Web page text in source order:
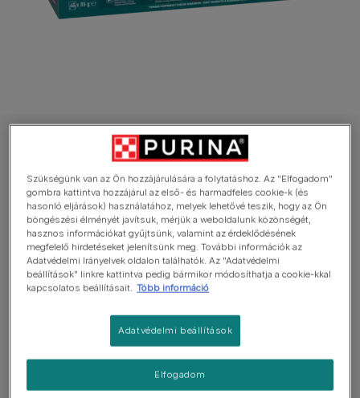
PURINA ONE nedves eledel macskáknak
PURINA ONE ADULT Mini Filé szószban,
báránnyal/tengeri hallal/marhával/csirkével
nedves macskaeledel
Átlagosan:5 (1szavazat)
Elérhető kiszerelés 40x85g
Megapack kiszerelés 4 különböző ízzel.
zöldbabbal10 x Csirkével és sárgarépával10 x
Marhával és sárgarépával.
Szükségünk van az Ön hozzájárulására a folytatáshoz. Az "Elfogadom"
gombra kattintva hozzájárul az első- és harmadfeles cookie-k (és
hasonló eljárások) használatához, melyek lehetővé teszik, hogy az Ön
böngészési élményét javítsuk, mérjük a weboldalunk közönségét,
hasznos információkat gyűjtsünk, valamint az érdeklődésének
megfelelő hirdetéseket jelenítsünk meg. További információk az
Adatvédelmi Irányelvek oldalon találhatók. Az "Adatvédelmi
beállítások" linkre kattintva pedig bármikor módosíthatja a cookie-kkal
kapcsolatos beállításait. Több információ
Adatvédelmi beállítások
Elfogadom